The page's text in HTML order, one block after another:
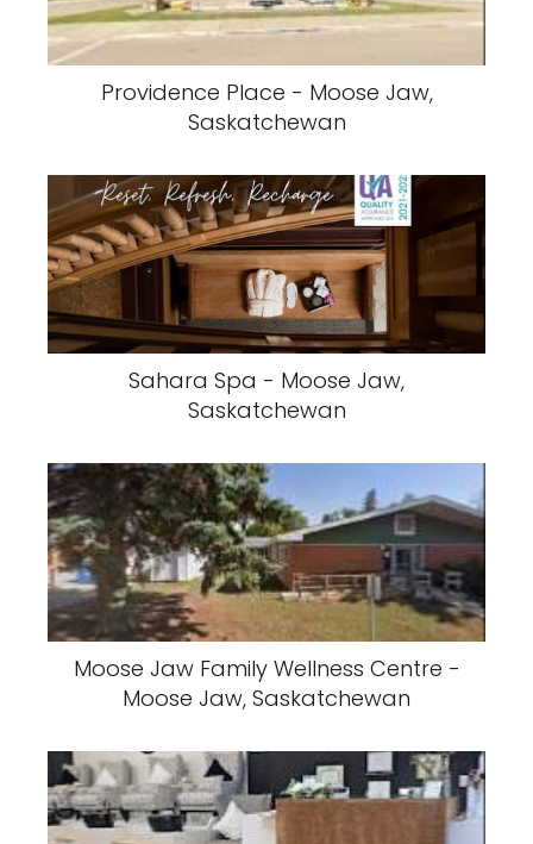
Providence Place - Moose Jaw,
Saskatchewan
Sahara Spa - Moose Jaw,
Saskatchewan
Moose Jaw Family Wellness Centre -
Moose Jaw, Saskatchewan